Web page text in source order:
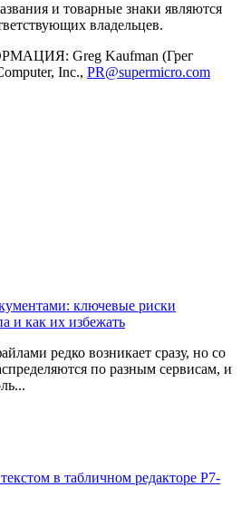
и товарные знаки являются
владельцев.
Greg Kaufman (Грег
Inc., PR@supermicro.com
ключевые риски
и как их избежать
редко возникает сразу, но со
по разным сервисам, и
в табличном редакторе Р7-